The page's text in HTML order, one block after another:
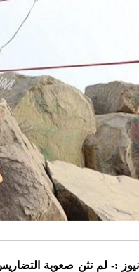
نيوز :- لم تثنِ صعوبة